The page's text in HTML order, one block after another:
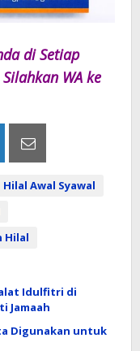
di Setiap
WA ke
Hilal Awal Syawal
Hilal
Idulfitri di
Jamaah
Digunakan untuk